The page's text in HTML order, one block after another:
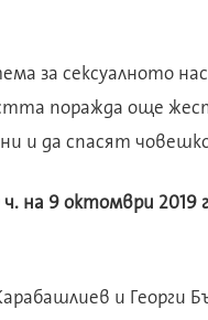
за сексуалното
поражда още
и да спасят
на 9 октомври 2019
и Георги